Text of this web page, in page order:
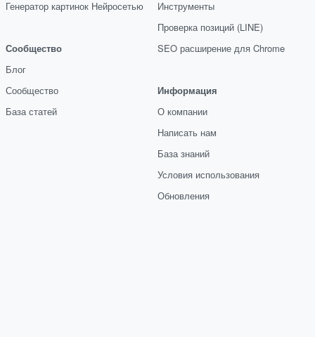
Генератор картинок Нейросетью
Сообщество
Блог
Сообщество
База статей
Инструменты
Проверка позиций (LINE)
SEO расширение для Chrome
Информация
О компании
Написать нам
База знаний
Условия использования
Обновления